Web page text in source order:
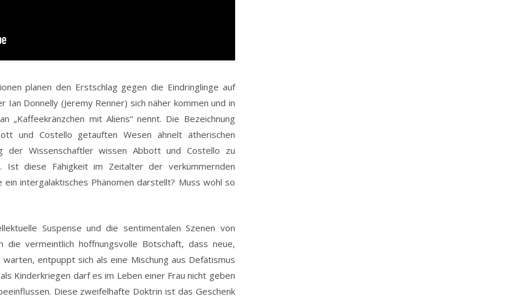
planen den Erstschlag gegen die Eindringlinge auf
Ian Donnelly (Jeremy Renner) sich näher kommen und in
„Kaffeekränzchen mit Aliens“ nennt. Die Bezeichnung
und Costello getauften Wesen ähnelt ätherischen
der Wissenschaftler wissen Abbott und Costello zu
Ist diese Fähigkeit im Zeitalter der verkümmernden
intergalaktisches Phänomen darstellt? Muss wohl so
Suspense und die sentimentalen Szenen von
vermeintlich hoffnungsvolle Botschaft, dass neue,
entpuppt sich als eine Mischung aus Defätismus
Kinderkriegen darf es im Leben einer Frau nicht geben
Diese zweifelhafte Doktrin ist das Geschenk